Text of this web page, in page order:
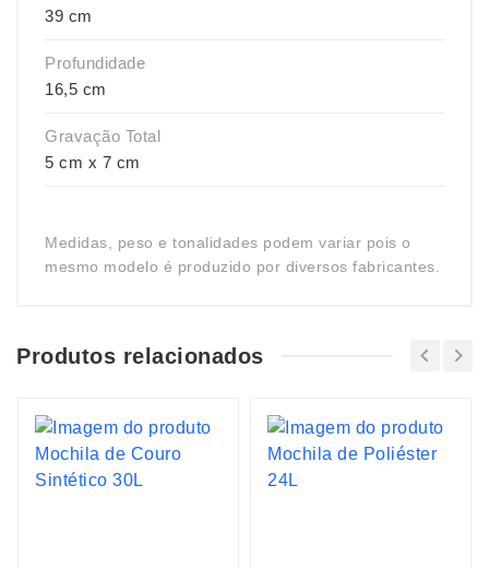
39 cm
Profundidade
16,5 cm
Gravação Total
5 cm x 7 cm
Medidas, peso e tonalidades podem variar pois o
mesmo modelo é produzido por diversos fabricantes.
Produtos relacionados